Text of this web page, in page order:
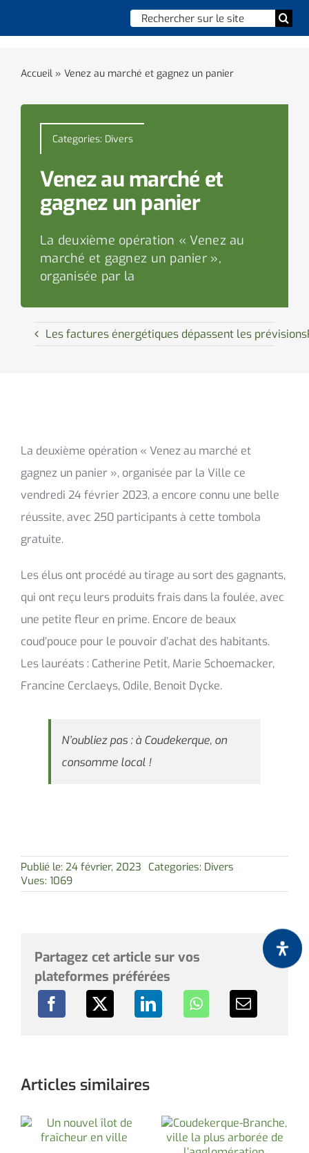
Chercher
:
Vie quotidienne
Enfance, jeunesse & sports
Culture et loisirs
Social & solidarité
Contacter le maire
Accueil» Venez au marché et gagnez un panier
Categories: Divers
Venez au marché et
gagnez un panier
La deuxième opération « Venez au
marché et gagnez un panier »,
organisée par la
Les factures énergétiques dépassent les prévisions
La deuxième opération « Venez au marché et
gagnez un panier », organisée par la Ville ce
vendredi 24 février 2023, a encore connu une belle
réussite, avec 250 participants à cette tombola
gratuite.
Les élus ont procédé au tirage au sort des gagnants,
qui ont reçu leurs produits frais dans la foulée, avec
une petite fleur en prime. Encore de beaux
coud’pouce pour le pouvoir d’achat des habitants.
Les lauréats : Catherine Petit, Marie Schoemacker,
Francine Cerclaeys, Odile, Benoit Dycke.
N’oubliez pas : à Coudekerque, on
consomme local !
Publié le: 24 février, 2023 Categories: Divers
Vues: 1069
Partagez cet article sur vos
plateformes préférées
Articles similaires